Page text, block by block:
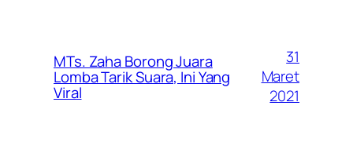
MTs. Zaha Borong Juara
Lomba Tarik Suara, Ini Yang
Viral
31
Maret
2021